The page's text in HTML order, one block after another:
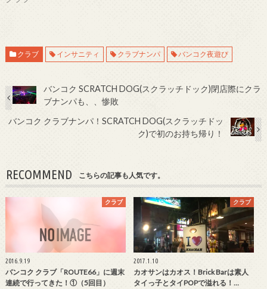
クラブ インサニティ クラブナンパ バンコク夜遊び
バンコク SCRATCH DOG(スクラッチドック)閉店際にクラ
ブナンパも、、惨敗
バンコク クラブナンパ！SCRATCH DOG(スクラッチドッ
ク)で初のお持ち帰り！
RECOMMEND こちらの記事も人気です。
クラブ
2016.9.19
バンコク クラブ「ROUTE66」に週末
連続で行ってきた！①（5回目）
クラブ
2017.1.10
カオサンはカオス！Brick Barは素人
タイっ子とタイPOPで溢れる！…